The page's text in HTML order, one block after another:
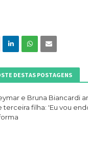
DESTAS POSTAGENS
e Bruna Biancardi
terceira filha: 'Eu vou